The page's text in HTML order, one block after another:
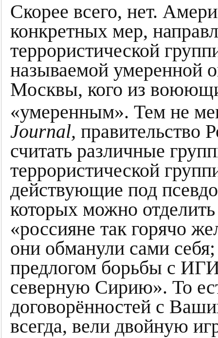
Скорее всего, нет.
конкретных мер,
террористической
называемой умеренной
Москвы, кого из
«умеренным». Тем не
Journal, правительство
считать различные
террористической
действующие под
которых можно
«россияне так горячо
они обманули сами
предлогом борьбы с
северную Сирию». То
договорённостей с
всегда, вели двойную